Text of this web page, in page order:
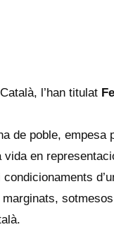
l’han titulat
de poble,
en